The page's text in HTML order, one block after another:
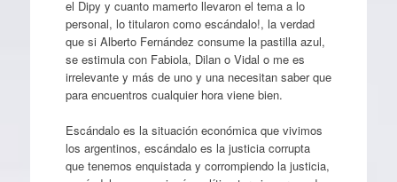
el Dipy y cuanto mamerto llevaron el tema a lo
personal, lo titularon como escándalo!, la verdad
que si Alberto Fernández consume la pastilla azul,
se estimula con Fabiola, Dilan o Vidal o me es
irrelevante y más de uno y una necesitan saber que
para encuentros cualquier hora viene bien.
Escándalo es la situación económica que vivimos
los argentinos, escándalo es la justicia corrupta
que tenemos enquistada y corrompiendo la justicia,